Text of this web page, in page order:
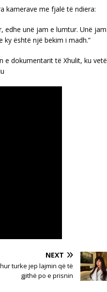
kamerave me fjalë të ndiera:
edhe unë jam e lumtur. Unë jam
ky është një bekim i madh.”
e dokumentarit të Xhulit, ku vetë
NEXT
turke jep lajmin që të
gjithë po e prisnin